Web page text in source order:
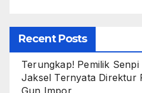
Recent Posts
Terungkap! Pemilik
Jaksel Ternyata Direktur
Gun Impor